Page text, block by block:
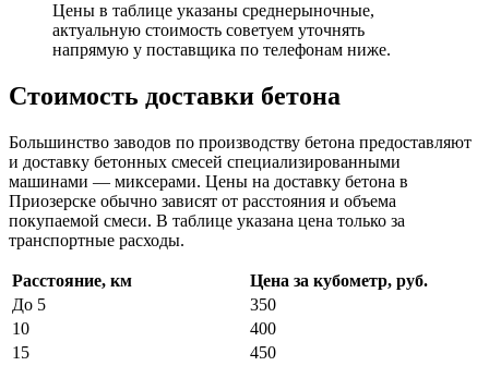
Цены в таблице указаны среднерыночные,
актуальную стоимость советуем уточнять
напрямую у поставщика по телефонам ниже.
Стоимость доставки бетона
Большинство заводов по производству бетона предоставляют
и доставку бетонных смесей специализированными
машинами — миксерами. Цены на доставку бетона в
Приозерске обычно зависят от расстояния и объема
покупаемой смеси. В таблице указана цена только за
транспортные расходы.
Расстояние, км
Цена за кубометр, руб.
До 5
350
10
400
15
450